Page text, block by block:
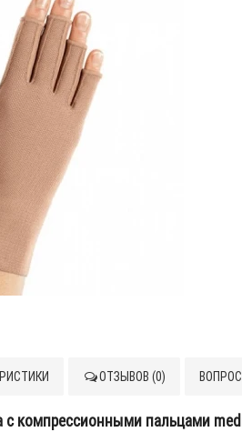
ОТЗЫВОВ (0)
с компрессионными пальцами